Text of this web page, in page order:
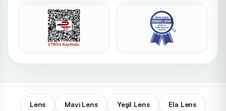
Lens Mavi Lens Yeşil Lens Ela Lens